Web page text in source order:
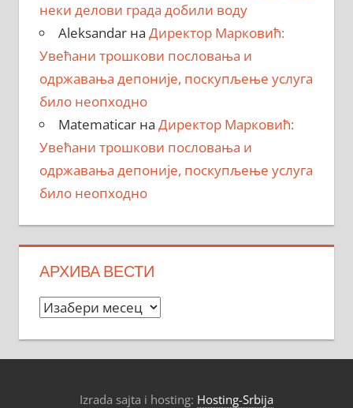
неки делови града добили воду
Aleksandarна Директор Марковић:
Увећани трошкови пословања и
одржавања депоније, поскупљење услуга
било неопходно
Matematicarна Директор Марковић:
Увећани трошкови пословања и
одржавања депоније, поскупљење услуга
било неопходно
АРХИВА ВЕСТИ
Архива
Izrada sajta i hosting: Hosting-Srbija